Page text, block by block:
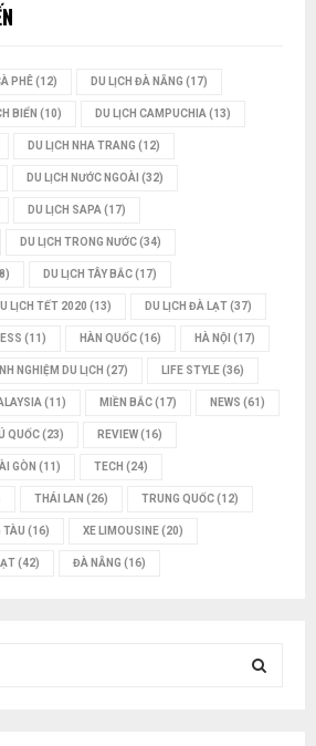
PHÊ(12) DU LỊCH ĐÀ NẴNG (17)
BIỂN (10) DU LỊCH CAMPUCHIA (13)
DU LỊCH NHA TRANG (12)
DU LỊCH NƯỚC NGOÀI (32)
DU LỊCH SAPA (17)
DU LỊCH TRONG NƯỚC(34)
DU LỊCH TÂY BẮC(17)
LỊCH TẾT 2020 (13) DU LỊCH ĐÀ LẠT(37)
(11) HÀN QUỐC(16) HÀ NỘI (17)
NGHIỆM DU LỊCH (27) LIFE STYLE(36)
(11) MIỀN BẮC(17) NEWS (61)
QUỐC(23) REVIEW(16)
GÒN (11) TECH (24)
THÁI LAN (26) TRUNG QUỐC(12)
TÀU (16) XE LIMOUSINE(20)
(42) ĐÀ NẴNG (16)